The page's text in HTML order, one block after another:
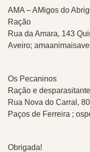
AMA – AMigos do
Ração
Rua da Amara, 143
Aveiro;
Os Pecaninos
Ração e
Rua Nova do Carral,
Paços de Ferreira ;
Obrigada!